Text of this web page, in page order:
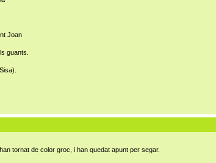
Joan
guants.
tornat de color groc, i han quedat apunt per segar.